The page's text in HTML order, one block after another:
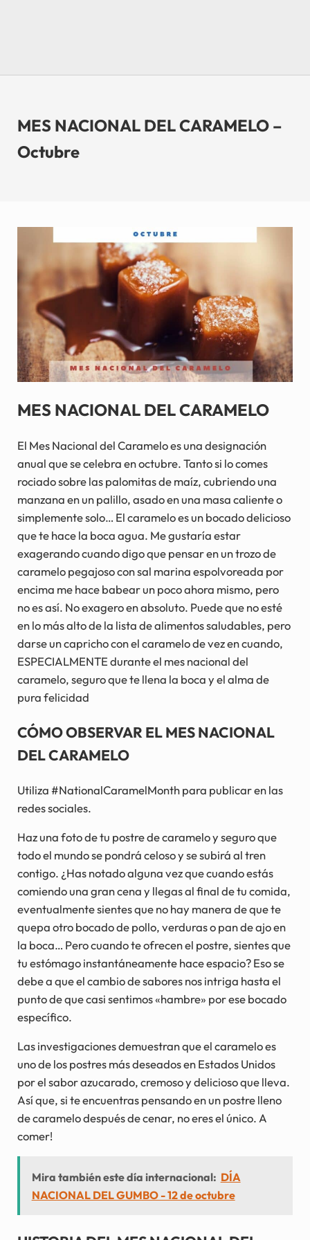
MES NACIONAL DEL CARAMELO –
Octubre
MES NACIONAL DEL CARAMELO
El Mes Nacional del Caramelo es una designación
anual que se celebra en octubre. Tanto si lo comes
rociado sobre las palomitas de maíz, cubriendo una
manzana en un palillo, asado en una masa caliente o
simplemente solo… El caramelo es un bocado delicioso
que te hace la boca agua. Me gustaría estar
exagerando cuando digo que pensar en un trozo de
caramelo pegajoso con sal marina espolvoreada por
encima me hace babear un poco ahora mismo, pero
no es así. No exagero en absoluto. Puede que no esté
en lo más alto de la lista de alimentos saludables, pero
darse un capricho con el caramelo de vez en cuando,
ESPECIALMENTE durante el mes nacional del
caramelo, seguro que te llena la boca y el alma de
pura felicidad
CÓMO OBSERVAR EL MES NACIONAL
DEL CARAMELO
Utiliza #NationalCaramelMonth para publicar en las
redes sociales.
Haz una foto de tu postre de caramelo y seguro que
todo el mundo se pondrá celoso y se subirá al tren
contigo. ¿Has notado alguna vez que cuando estás
comiendo una gran cena y llegas al final de tu comida,
eventualmente sientes que no hay manera de que te
quepa otro bocado de pollo, verduras o pan de ajo en
la boca… Pero cuando te ofrecen el postre, sientes que
tu estómago instantáneamente hace espacio? Eso se
debe a que el cambio de sabores nos intriga hasta el
punto de que casi sentimos «hambre» por ese bocado
específico.
Las investigaciones demuestran que el caramelo es
uno de los postres más deseados en Estados Unidos
por el sabor azucarado, cremoso y delicioso que lleva.
Así que, si te encuentras pensando en un postre lleno
de caramelo después de cenar, no eres el único. A
comer!
Mira también este día internacional: DÍA
NACIONAL DEL GUMBO - 12 de octubre